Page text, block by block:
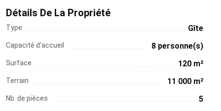
Détails De La Propriété
Type Gîte
Capacité d'accueil 8 personne(s)
Surface 120 m²
Terrain 11 000 m²
Nb. de pièces 5